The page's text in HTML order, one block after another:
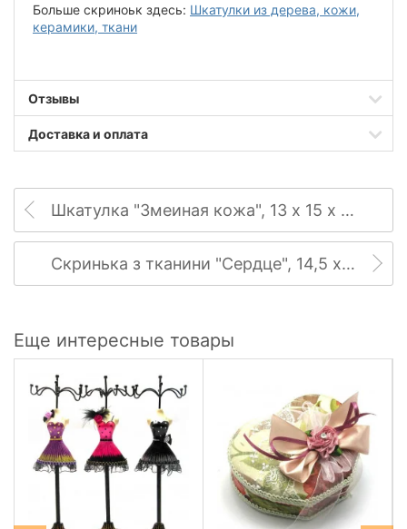
Больше скриноьк здесь: Шкатулки из дерева, кожи,
керамики, ткани
Отзывы
Доставка и оплата
Шкатулка "Змеиная кожа", 13 х 15 х 10 см
Скринька з тканини "Сердце", 14,5 х 13,5 х 13 см
Еще интересные товары